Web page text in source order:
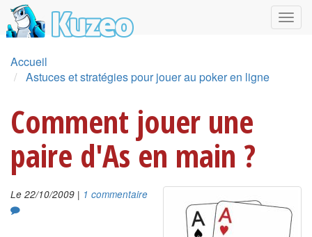
Accueil
Astuces et stratégies pour jouer au poker en ligne
Comment jouer une
paire d'As en main ?
Le 22/10/2009 | 1 commentaire